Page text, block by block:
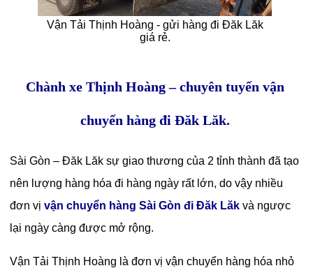
Vận Tải Thịnh Hoàng - gửi hàng đi Đăk Lăk
giá rẻ.
Chành xe Thịnh Hoàng – chuyên tuyến vận
chuyển hàng đi Đăk Lăk.
Sài Gòn – Đăk Lăk sự giao thương của 2 tỉnh thành đã tạo
nên lượng hàng hóa đi hàng ngày rất lớn, do vậy nhiều
đơn vịvận chuyển hàng Sài Gòn đi Đăk Lăk và ngược
lại ngày càng được mở rộng.
Vận Tải Thịnh Hoàng là đơn vị vận chuyển hàng hóa nhỏ